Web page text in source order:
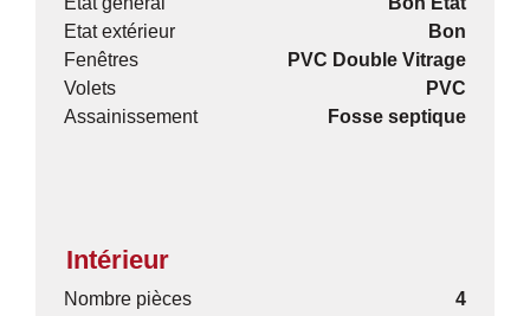
Etat extérieur
Bon
Fenêtres
PVC Double Vitrage
Volets
PVC
Assainissement
Fosse septique
Intérieur
Nombre pièces
4